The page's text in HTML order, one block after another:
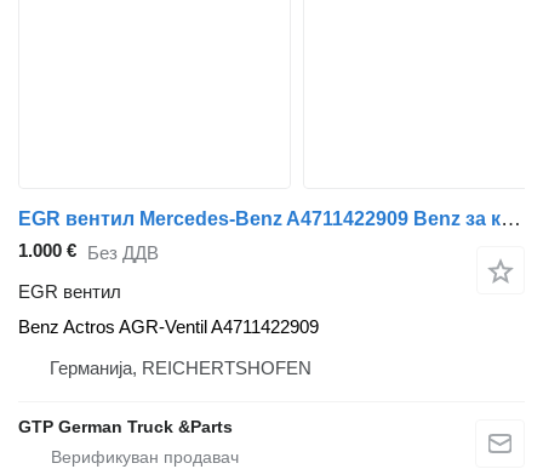
EGR вентил Mercedes-Benz A4711422909 Benz за камион Mercedes-Benz ACTROS--ATEGO
1.000 € Без ДДВ
EGR вентил
Benz Actros AGR-Ventil A4711422909
Германија, REICHERTSHOFEN
GTP German Truck &Parts